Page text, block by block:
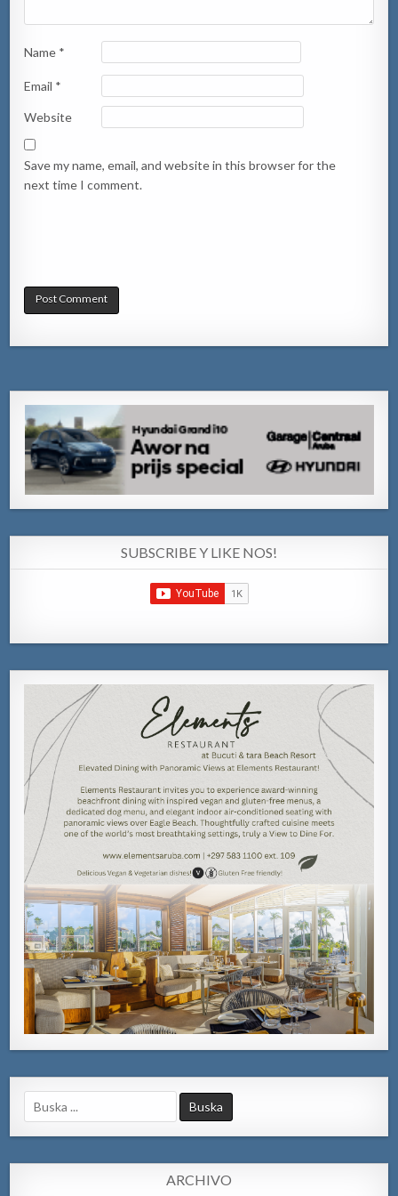
Name *
Email *
Website
Save my name, email, and website in this browser for the
next time I comment.
SUBSCRIBE Y LIKE NOS!
Search
for:
ARCHIVO